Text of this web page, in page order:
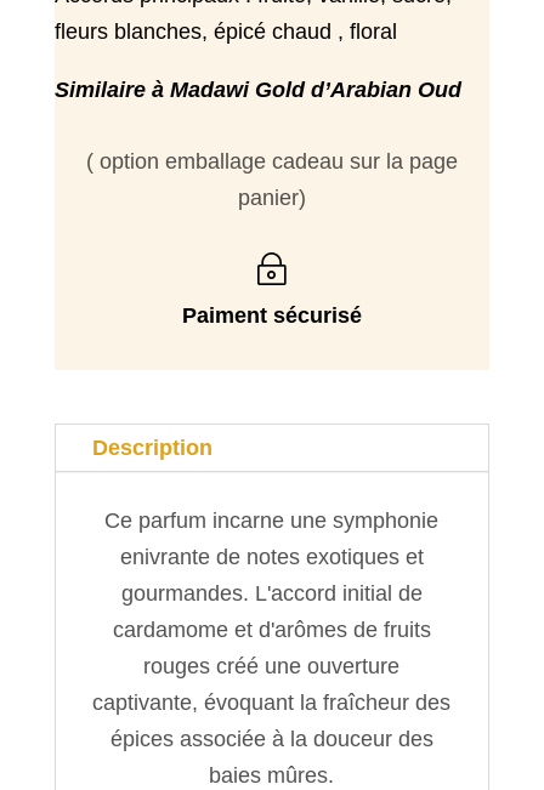
fleurs blanches, épicé chaud , floral
Similaire à Madawi Gold d’Arabian Oud
( option emballage cadeau sur la page
panier)
~
Paiment sécurisé
Description
Ce parfum incarne une symphonie
enivrante de notes exotiques et
gourmandes. L'accord initial de
cardamome et d'arômes de fruits
rouges créé une ouverture
captivante, évoquant la fraîcheur des
épices associée à la douceur des
baies mûres.